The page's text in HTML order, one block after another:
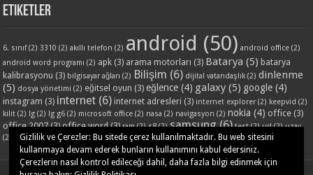
Gizlilik ve Çerezler: Bu sitede çerez kullanılmaktadır. Bu web sitesini
kullanmaya devam ederek bunların kullanımını kabul edersiniz.
Çerezlerin nasıl kontrol edileceği dahil, daha fazla bilgi edinmek için
Etiketler
6. sınıf(2) 3310 (2) akıllı telefon (2) android (50) android office (2)
android word programı (2) apk (3) arama motorları (3) Batarya (5) batarya
kalibrasyonu (3) bilgisayar ağları (2) Bilişim (6) dijital vatandaşlık (2) dinlenme
(5) dosya yönetimi (2) eğitsel oyun (3) eğlence (4) galaxy (5) google (4)
instagram (3) internet (6) internet adresleri (3) internet explorer (2) keepvid (2)
kilit (2) lg (2) lg g6 (2) microsoft office (2) nasa (2) navigasyon (2) nokia (4) office (3)
office 2007(3) office word(3) ram(2) s8(2) samsung(6) test(2) url(2) uzay
(2)
video (2) word ders notları(3) www(2) yandex(3) yazilim(2)